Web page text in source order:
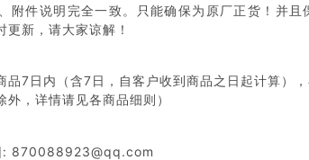
附件说明完全一致。只能确保为原厂正货！并
新，请大家谅解！
品7日内（含7日，自客户收到商品之日起计算）
，详情请见各商品细则）
870088923@qq.com